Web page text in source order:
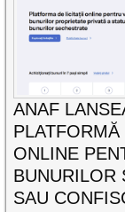
ANAF
ONLINE
BUNURILOR
SAU